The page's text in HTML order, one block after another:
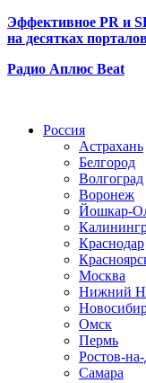
Эффективное PR и
на десятках
Радио Аплюс Beat
Россия
Астрахань
Белгород
Волгоград
Воронеж
Йошкар-
Краснодар
Москва
Нижний
Омск
Пермь
Ростов-
Самара